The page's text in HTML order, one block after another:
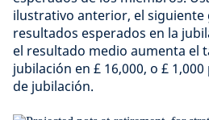
ilustrativo anterior, el
resultados esperados en la
el resultado medio aumenta el
jubilación en £ 16,000, o £
de jubilación.